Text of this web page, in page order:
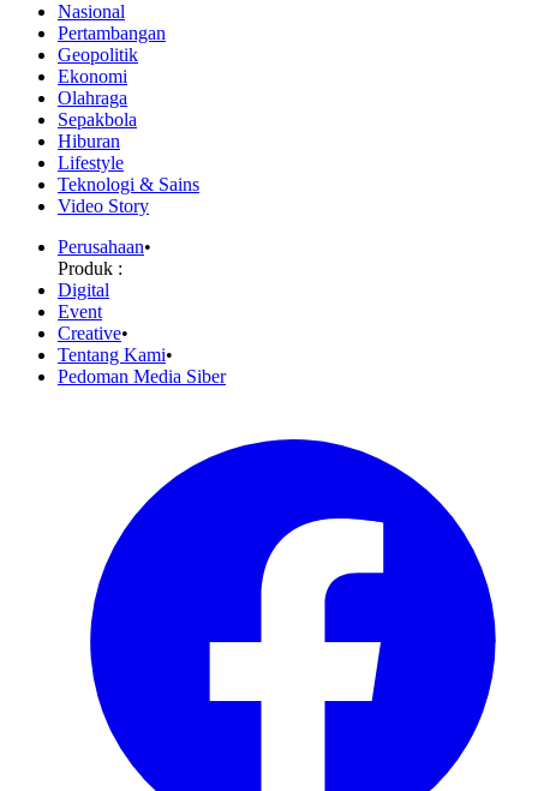
Nasional
Pertambangan
Geopolitik
Ekonomi
Olahraga
Sepakbola
Hiburan
Lifestyle
Teknologi & Sains
Video Story
Perusahaan•
Produk :
Digital
Event
Creative•
Tentang Kami•
Pedoman Media Siber